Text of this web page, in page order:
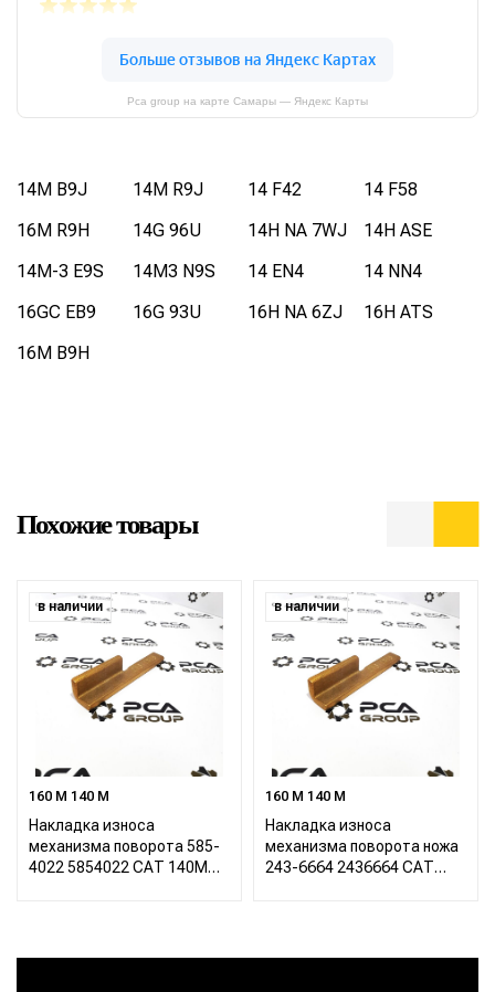
Pca group на карте Самары — Яндекс Карты
14M B9J 14M R9J 14 F42
14 F58
16M R9H
14G 96U 14H NA 7WJ
14H ASE
14M-3 E9S
14M3 N9S 14 EN4
14 NN4
16GC EB9
16G 93U 16H NA 6ZJ
16H ATS
16M B9H
Похожие товары
в наличии
160 M 140 M
Накладка износа
механизма поворота 585-
4022 5854022 САТ 140М
в наличии
160 M 140 M
Накладка износа
механизма поворота ножа
243-6664 2436664 САТ